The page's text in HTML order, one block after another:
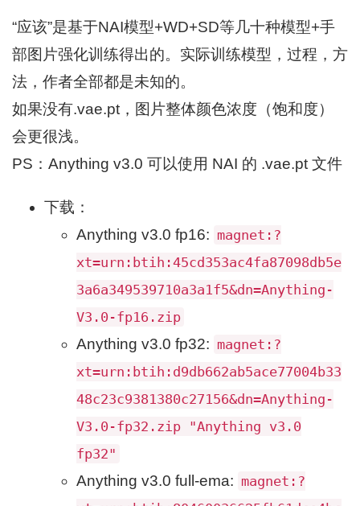
“应该”是基于NAI模型+WD+SD等几十种模型+手
部图片强化训练得出的。实际训练模型，过程，方
法，作者全部都是未知的。
如果没有.vae.pt，图片整体颜色浓度（饱和度）
会更很浅。
PS：Anything v3.0 可以使用 NAI 的 .vae.pt 文件
下载：
Anything v3.0 fp16: magnet:?
xt=urn:btih:45cd353ac4fa87098db5e
3a6a349539710a3a1f5&dn=Anything-
V3.0-fp16.zip
Anything v3.0 fp32: magnet:?
xt=urn:btih:d9db662ab5ace77004b33
48c23c9381380c27156&dn=Anything-
V3.0-fp32.zip "Anything v3.0
fp32"
Anything v3.0 full-ema: magnet:?